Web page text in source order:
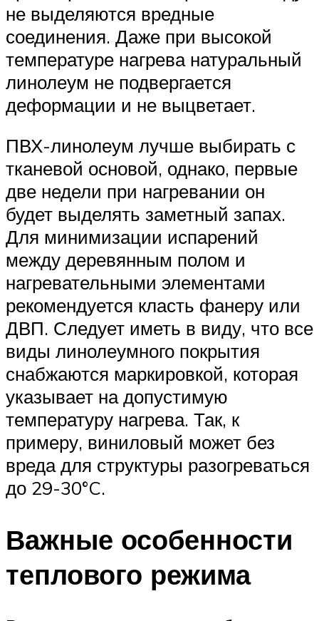
не выделяются вредные
соединения. Даже при высокой
температуре нагрева натуральный
линолеум не подвергается
деформации и не выцветает.
ПВХ-линолеум лучше выбирать с
тканевой основой, однако, первые
две недели при нагревании он
будет выделять заметный запах.
Для минимизации испарений
между деревянным полом и
нагревательными элементами
рекомендуется класть фанеру или
ДВП. Следует иметь в виду, что все
виды линолеумного покрытия
снабжаются маркировкой, которая
указывает на допустимую
температуру нагрева. Так, к
примеру, виниловый может без
вреда для структуры разогреваться
до 29-30°C.
Важные особенности
теплового режима